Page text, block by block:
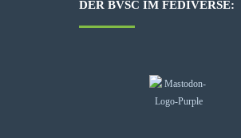
DER BVSC IM FEDIVERSE: